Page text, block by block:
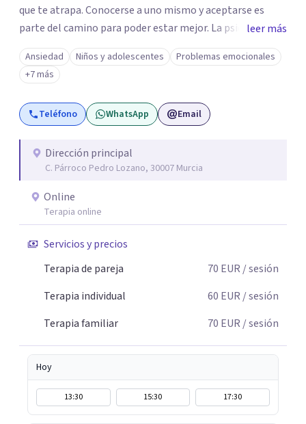
que te atrapa. Conocerse a uno mismo y aceptarse es
parte del camino para poder estar mejor. La psicoterapia
es una forma de colaboración en donde diálogo, además
de la confianza y el apoyo, es el camino para poder
identificar qué es lo que sucede, qué sentido tiene y cuales
son los pasos para el cambio. Además, creo que los
verdaderos cambios tienen que partir de uno mismo y mi
aquellas decisiones en tu vida que te puedan llevar a estar
mejor con lo que piensas y con lo que haces.
leer más
Ansiedad Niños y adolescentes
Problemas emocionales
+7 más
Teléfono WhatsApp Email
Dirección principal
C. Párroco Pedro Lozano, 30007 Murcia
Online
Terapia online
Servicios y precios
Terapia de pareja
70 EUR / sesión
Terapia individual
60 EUR / sesión
Terapia familiar
70 EUR / sesión
Hoy
13:30 15:30 17:30